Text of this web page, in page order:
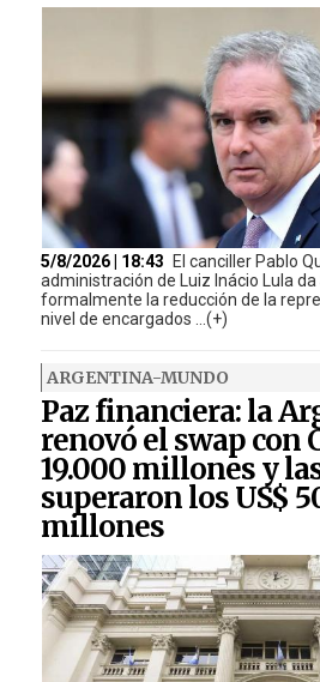
5/8/2026 | 18:43
El canciller Pablo
administración de Luiz Inácio Lula
formalmente la reducción de la
nivel de encargados ...(+)
ARGENTINA-MUNDO
Paz financiera: la
renovó el swap con
19.000 millones y
superaron los US$
millones